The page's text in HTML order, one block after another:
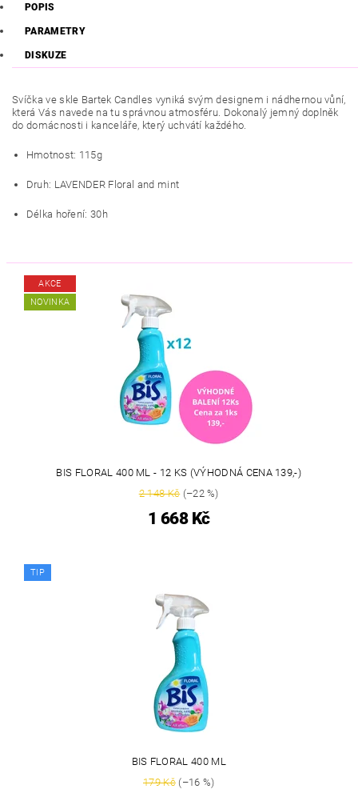
POPIS
PARAMETRY
DISKUZE
Svíčka ve skle Bartek Candles vyniká svým designem i nádhernou vůní,
která Vás navede na tu správnou atmosféru. Dokonalý jemný doplněk
do domácnosti i kanceláře, který uchvátí každého.
Hmotnost: 115g
Druh: LAVENDER Floral and mint
Délka hoření: 30h
AKCE
NOVINKA
BIS FLORAL 400 ML - 12 KS (VÝHODNÁ CENA 139,-)
2 148 Kč(–22 %)
1 668 Kč
TIP
BIS FLORAL 400 ML
179 Kč(–16 %)